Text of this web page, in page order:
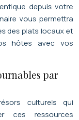
depuis votre
vous permettra
des plats locaux et
hôtes avec vos
par
culturels qui
ces ressources